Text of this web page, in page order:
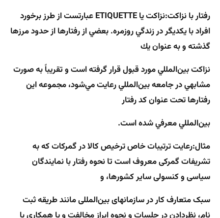
رفتار با نزاكت:نزاكت ياETIQUETTEعبارتست از طرز برخورد
افراد با يكديگر در زندگي روزمره. بعضي از رفتارها از حدود مرزها
گذشته و به عنوان يك
نزاكت بين‌المللي مورد قبول قرار گرفته است و تقريباً به صورت
مشابهي در جامعه بين‌المللي رعايت مي‌شود، مجموعه اين
رفتارها تحت عنوان كد رفتار
بين‌المللي معرفي شده است.
مثال:رعایت ترتیبات خاص ترخیص کالا در گمرکات که به
تشریفات گمرکی معروف است تا نحوه رفتار با نمایندگان
سیاسی و کنسولی سایر کشورها، و
سبک متعارف کار در سازمانهای بین‌المللی مانند طریقه ثبت
نام، نظردادن در جلسات و نحوه ابراز مخالفت و یا همکاری با